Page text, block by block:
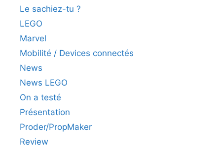
Le sachiez-tu ?
LEGO
Marvel
Mobilité / Devices connectés
News
News LEGO
On a testé
Présentation
Proder/PropMaker
Review